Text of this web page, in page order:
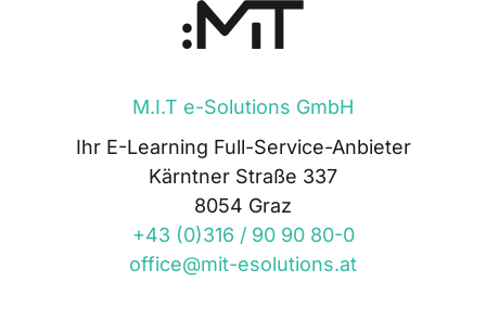
M.I.T e-Solutions GmbH
Ihr E-Learning Full-Service-Anbieter
Kärntner Straße 337
8054 Graz
+43 (0)316 / 90 90 80-0
office@mit-esolutions.at